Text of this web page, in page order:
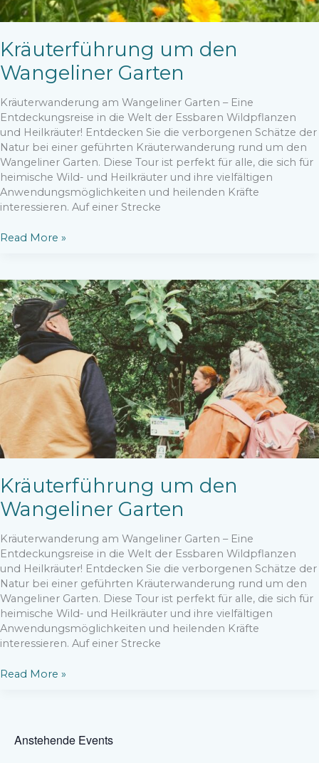
Kräuterführung um den
Wangeliner Garten
Kräuterwanderung am Wangeliner Garten – Eine
Entdeckungsreise in die Welt der Essbaren Wildpflanzen
und Heilkräuter! Entdecken Sie die verborgenen Schätze der
Natur bei einer geführten Kräuterwanderung rund um den
Wangeliner Garten. Diese Tour ist perfekt für alle, die sich für
heimische Wild- und Heilkräuter und ihre vielfältigen
Anwendungsmöglichkeiten und heilenden Kräfte
interessieren. Auf einer Strecke
Kräuterführung
Wangeliner
Garten
Read More »
Kräuterführung um den
Wangeliner Garten
Kräuterwanderung am Wangeliner Garten – Eine
Entdeckungsreise in die Welt der Essbaren Wildpflanzen
und Heilkräuter! Entdecken Sie die verborgenen Schätze der
Natur bei einer geführten Kräuterwanderung rund um den
Wangeliner Garten. Diese Tour ist perfekt für alle, die sich für
heimische Wild- und Heilkräuter und ihre vielfältigen
Anwendungsmöglichkeiten und heilenden Kräfte
interessieren. Auf einer Strecke
Kräuterführung
Garten
Read More »
Anstehende Events